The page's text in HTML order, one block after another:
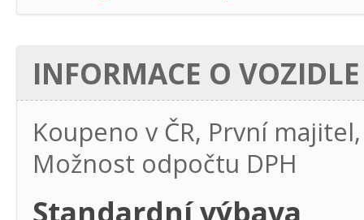
INFORMACE O VOZIDLE
Koupeno v ČR, První
Možnost odpočtu DPH
Standardní výbava